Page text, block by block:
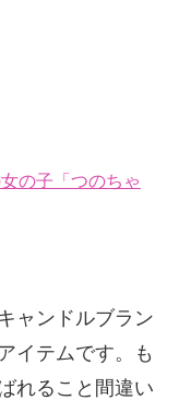
の子「つのちゃ
ャンドルブラン
イテムです。も
れること間違い